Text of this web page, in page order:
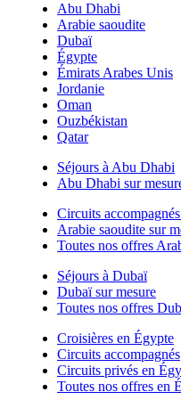
Abu Dhabi
Arabie saoudite
Dubaï
Égypte
Émirats Arabes Unis
Jordanie
Oman
Ouzbékistan
Qatar
Séjours à Abu Dhabi
Abu Dhabi sur
Circuits
Arabie saoudite sur
Toutes nos offres
Séjours à Dubaï
Dubaï sur mesure
Toutes nos offres
Croisières en Égypte
Circuits accompagnés
Circuits privés en
Toutes nos offres en